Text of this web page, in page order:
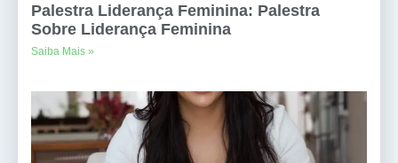
Palestra Liderança Feminina: Palestra
Sobre Liderança Feminina
Saiba Mais »